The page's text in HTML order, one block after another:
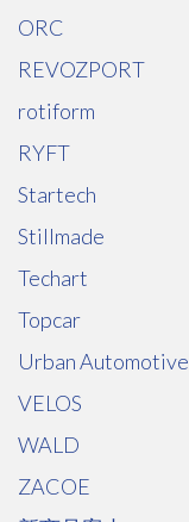
ORC
REVOZPORT
rotiform
RYFT
Startech
Stillmade
Techart
Topcar
Urban Automotive
VELOS
WALD
ZACOE